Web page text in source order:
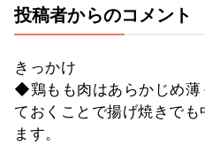
投稿者からのコメント
きっかけ
◆鶏もも肉はあらかじめ薄
ておくことで揚げ焼きでも
ます。